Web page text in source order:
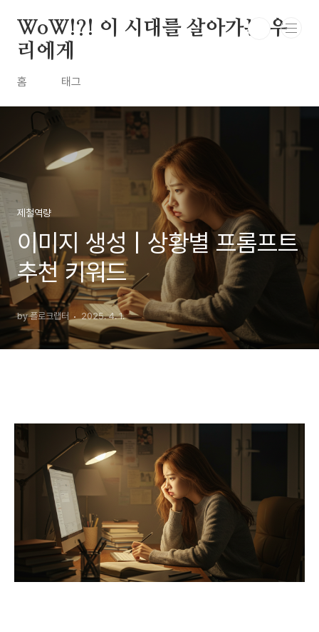
WoW!?! 이 시대를 살아가는 우
리에게
홈 태그
제철역량
이미지 생성 | 상황별 프롬프트
추천 키워드
by 플로크랩터 2025. 4. 1.